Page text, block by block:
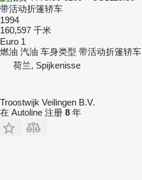
带活动折篷轿车
1994
160,597 千米
Euro 1
燃油 汽油 车身类型 带活动折篷轿车
荷兰, Spijkenisse
Troostwijk Veilingen B.V.
在 Autoline 注册 8 年